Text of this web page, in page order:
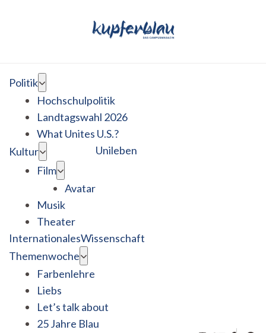
Politik
Hochschulpolitik
Landtagswahl 2026
What Unites U.S.?
Kultur
Film
Avatar
Musik
Theater
Unileben
InternationalesWissenschaft
Themenwoche
Farbenlehre
Liebs
Let’s talk about
25 Jahre Blau